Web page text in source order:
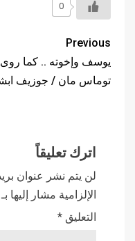
0
Previous
يوسف وإخوته .. كما روى
توماس مان / جوزيف
اترك تعليقاً
لن يتم نشر عنوان
الإلزامية مشار إليها بـ
التعليق *